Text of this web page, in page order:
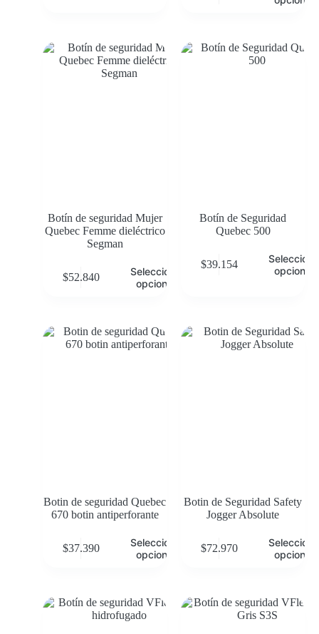
Botín de seguridad Mujer
Quebec Femme dieléctrico
Segman
$52.840
Seleccionar
opciones
Botín de Seguridad
Quebec 500
$39.154
opciones
Botin de seguridad Quebec
670 botin antiperforante
$37.390
Seleccionar
opciones
Botin de Seguridad Safety
Jogger Absolute
$72.970
opciones